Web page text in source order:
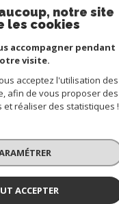
Nous adhérons
2026 | Tous droits réservés
Nos partenaires
notre site
les cookies
accompagner pendant
visite.
acceptez l'utilisation des
afin de vous proposer des
réaliser des statistiques !
ACCEPTER